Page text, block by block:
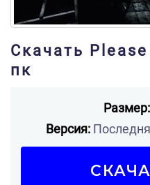
Скачать
пк
Размер:
Версия: